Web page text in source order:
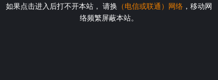
如果点击进入后打不开本站， 请换 （电信或联通）网络 ，移动网
络频繁屏蔽本站。